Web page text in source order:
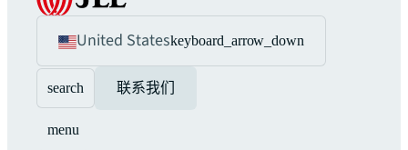
United Stateskeyboard_arrow_down
search 联系我们
menu